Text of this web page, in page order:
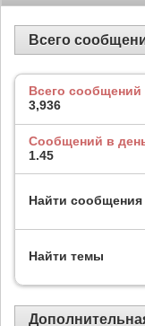
Всего
Всего сообщений
3,936
Сообщений в
1.45
Найти сообщения
Найти темы